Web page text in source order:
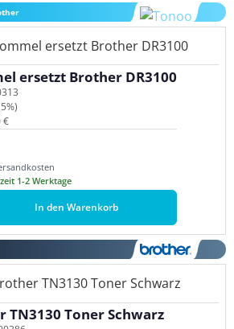
ersetzt Brother DR3100
€
1-2 Werktage
In den Warenkorb
Toner Schwarz